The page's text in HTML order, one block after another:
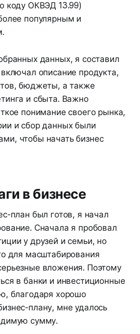
коду ОКВЭД 13.99)
популярным и
данных, я составил
описание продукта,
бюджеты, а также
и сбыта. Важно
понимание своего рынка,
и сбор данных были
чтобы начать бизнес
в бизнесе
план был готов, я начал
Сначала я пробовал
у друзей и семьи, но
для масштабирования
вложения. Поэтому
в банки и инвестиционные
благодаря хорошо
плану, мне удалось
сумму.